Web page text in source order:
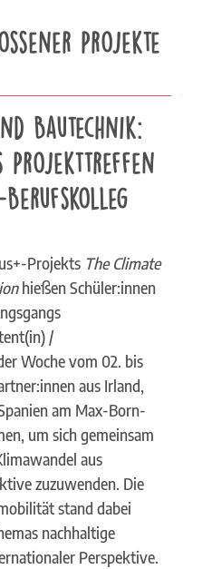
Projekte
Bautechnik:
Projekttreffen
Projekts The Climate
hießen Schüler:innen
/
Woche vom 02. bis
aus Irland,
am Max-Born-
um sich gemeinsam
aus
zuzuwenden. Die
stand dabei
nachhaltige
Perspektive.